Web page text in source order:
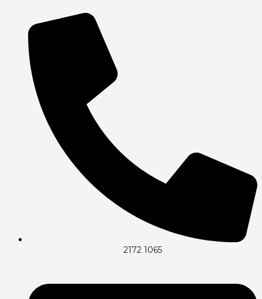
indholdet
2172 1065